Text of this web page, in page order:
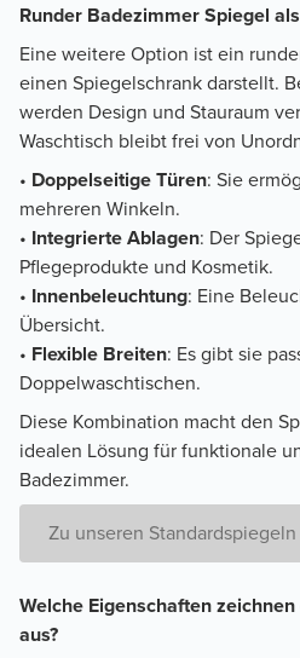
Runder Badezimmer Spiegel
Eine weitere Option ist ein
einen Spiegelschrank darstellt.
werden Design und Stauraum
Waschtisch bleibt frei von
• Doppelseitige Türen: Sie
mehreren Winkeln.
• Integrierte Ablagen: Der
Pflegeprodukte und Kosmetik.
• Innenbeleuchtung: Eine
Übersicht.
• Flexible Breiten: Es gibt sie
Doppelwaschtischen.
Diese Kombination macht den
idealen Lösung für funktionale
Badezimmer.
Zu unseren Standardspiegeln
Welche Eigenschaften
aus?